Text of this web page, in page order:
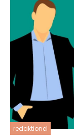
redaktionel